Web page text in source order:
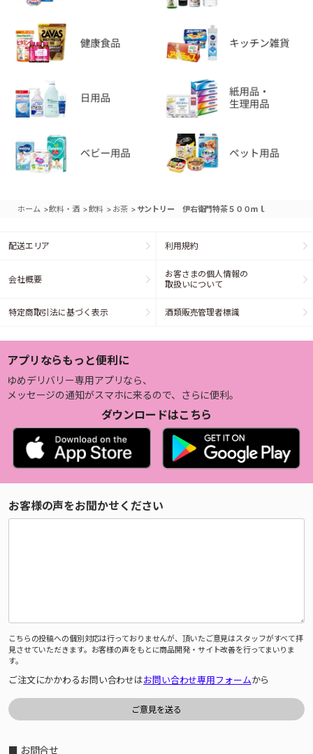
ホーム >飲料・酒 >飲料 > お茶 > サントリー 伊右衛門特茶５００ｍｌ
配送エリア 利用規約
会社概要
お客さまの個人情報の
取扱いについて
特定商取引法に基づく表示 酒類販売管理者標識
アプリならもっと便利に
ゆめデリバリー専用アプリなら、
メッセージの通知がスマホに来るので、さらに便利。
ダウンロードはこちら
お客様の声をお聞かせください
こちらの投稿への個別対応は行っておりませんが、頂いたご意見はスタッフがすべて拝
見させていただきます。お客様の声をもとに商品開発・サイト改善を行ってまいりま
す。
ご注文にかかわるお問い合わせはお問い合わせ専用フォームから
■ お問合せ